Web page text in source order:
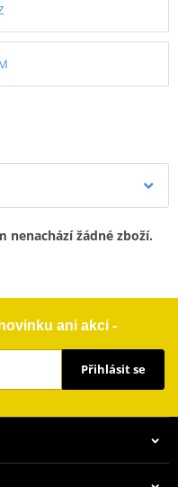
nenachází žádné zboží.
ani akci -
Přihlásit se